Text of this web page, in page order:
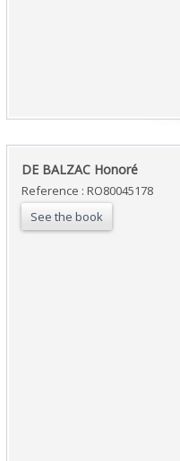
‎DE BALZAC Honoré‎
Reference : RO80045178
See the book